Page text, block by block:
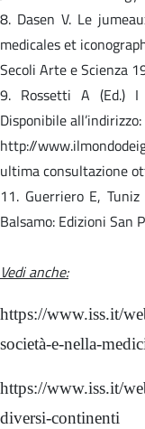
8. Dasen V. Le
medicales et
Secoli Arte e Scienza
9. Rossetti A (Ed.) I
Disponibile all’indirizzo:
http://
ultima consultazione
11. Guerriero E,
Balsamo: Edizioni San
Vedi anche:
https://www.iss.it/
società-e-nella-
https://www.iss.it/
diversi-continenti